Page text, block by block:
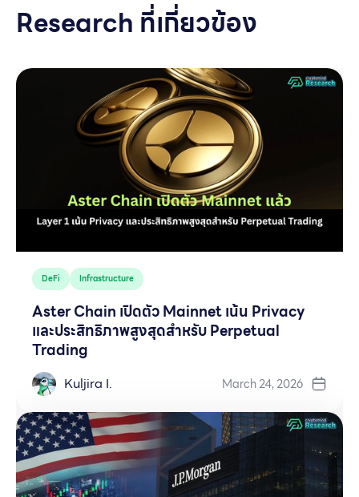
Research ที่เกี่ยวข้อง
DeFi Infrastructure
Aster Chain เปิดตัว Mainnet เน้น Privacy
และประสิทธิภาพสูงสุดสำหรับ Perpetual
Trading
Kuljira I. March 24, 2026